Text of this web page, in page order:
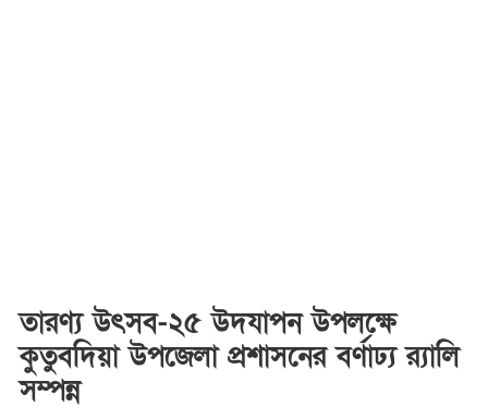
তারণ্য উৎসব-২৫ উদযাপন উপলক্ষে
কুতুবদিয়া উপজেলা প্রশাসনের বর্ণাঢ্য র‍্যালি
সম্পন্ন